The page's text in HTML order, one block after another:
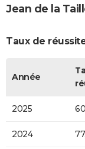
Jean de la
Taux de
Année
2025
2024